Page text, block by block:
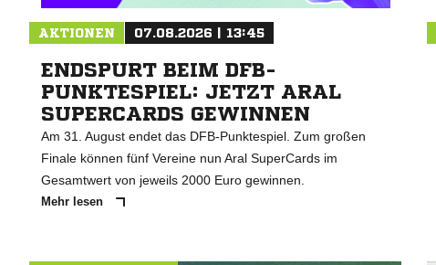
AKTIONEN 07.08.2026 | 13:45
ENDSPURT BEIM DFB-
PUNKTESPIEL: JETZT ARAL
SUPERCARDS GEWINNEN
Am 31. August endet das DFB-Punktespiel. Zum großen
Finale können fünf Vereine nun Aral SuperCards im
Gesamtwert von jeweils 2000 Euro gewinnen.
Mehr lesen